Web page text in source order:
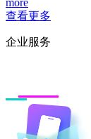
more
查看更多
企业服务